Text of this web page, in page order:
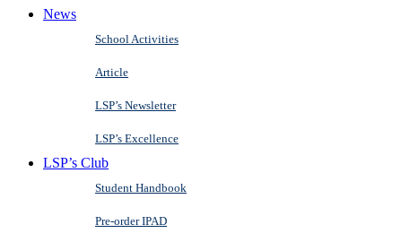
News
School Activities
Article
LSP’s Newsletter
LSP’s Excellence
LSP’s Club
Student Handbook
Pre-order IPAD